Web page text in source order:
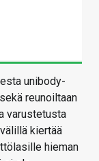
unibody-
reunoiltaan
varustetusta
kiertää
hieman